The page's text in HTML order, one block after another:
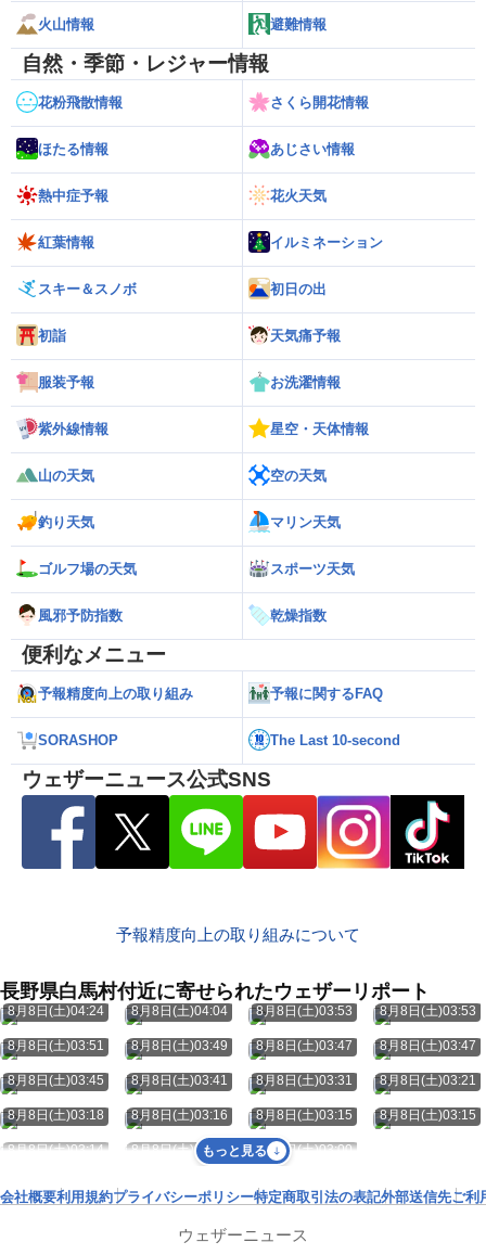
火山情報 避難情報
自然・季節・レジャー情報
花粉飛散情報 さくら開花情報
ほたる情報 あじさい情報
熱中症予報 花火天気
紅葉情報 イルミネーション
スキー＆スノボ 初日の出
初詣 天気痛予報
服装予報 お洗濯情報
紫外線情報 星空・天体情報
山の天気 空の天気
釣り天気 マリン天気
ゴルフ場の天気 スポーツ天気
風邪予防指数 乾燥指数
便利なメニュー
予報精度向上の取り組み 予報に関するFAQ
SORASHOP The Last 10-second
ウェザーニュース公式SNS
予報精度向上の取り組みについて
長野県白馬村付近に寄せられたウェザーリポート
8月8日(土)04:24 8月8日(土)04:04 8月8日(土)03:53 8月8日(土)03:53
8月8日(土)03:51 8月8日(土)03:49 8月8日(土)03:47 8月8日(土)03:47
8月8日(土)03:45 8月8日(土)03:41 8月8日(土)03:31 8月8日(土)03:21
8月8日(土)03:18 8月8日(土)03:16 8月8日(土)03:15 8月8日(土)03:15
8月8日(土)03:14 8月8日(土)03:02 8月8日(土)03:00
もっと見る
会社概要利用規約プライバシーポリシー特定商取引法の表記外部送信先ご利
ウェザーニュース